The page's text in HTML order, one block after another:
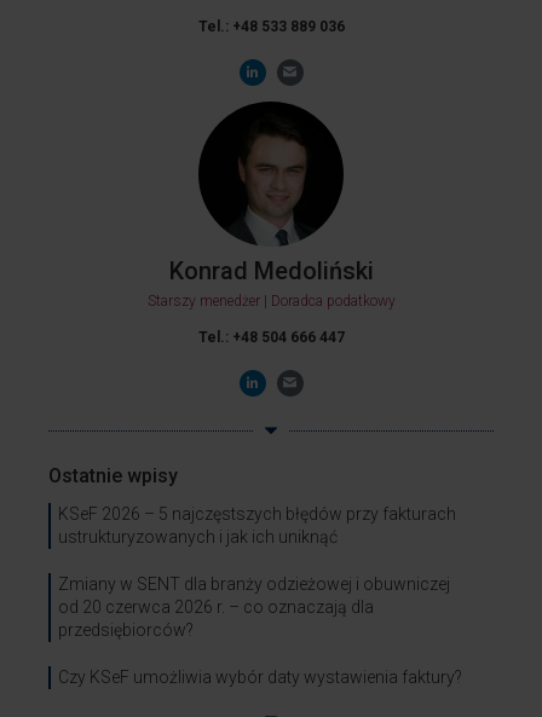
Tel.: +48 533 889 036
Konrad Medoliński
Starszy menedżer | Doradca podatkowy
Tel.: +48 504 666 447
Ostatnie wpisy
KSeF 2026 – 5 najczęstszych błędów przy fakturach
ustrukturyzowanych i jak ich uniknąć
Zmiany w SENT dla branży odzieżowej i obuwniczej
od 20 czerwca 2026 r. – co oznaczają dla
przedsiębiorców?
Czy KSeF umożliwia wybór daty wystawienia faktury?